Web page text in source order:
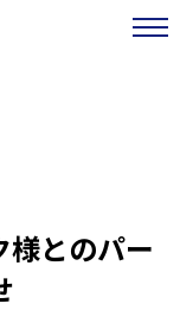
様とのパー